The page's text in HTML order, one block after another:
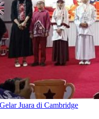
Juara di Cambridge